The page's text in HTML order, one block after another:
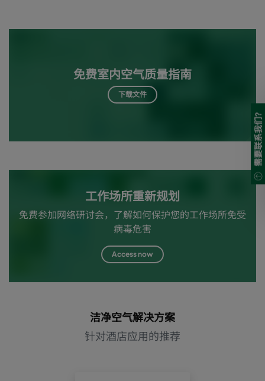
免费室内空气质量指南
下载文件
工作场所重新规划
免费参加网络研讨会，了解如何保护您的工作场所免受
病毒危害
Access now
洁净空气解决方案
针对酒店应用的推荐
需要联系我们?